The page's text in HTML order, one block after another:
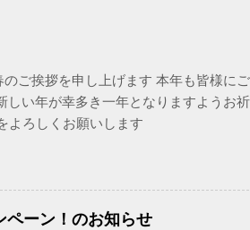
のご挨拶を申し上げます 本年も皆様に
しい年が幸多き一年となりますようお
よろしくお願いします
ペーン！のお知らせ